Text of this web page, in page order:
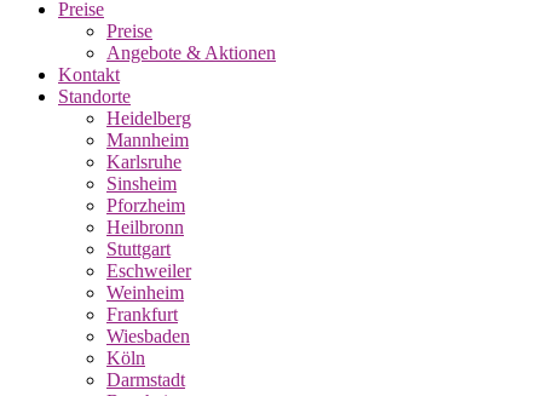
Preise
Preise
Angebote & Aktionen
Kontakt
Standorte
Heidelberg
Mannheim
Karlsruhe
Sinsheim
Pforzheim
Heilbronn
Stuttgart
Eschweiler
Weinheim
Frankfurt
Wiesbaden
Köln
Darmstadt